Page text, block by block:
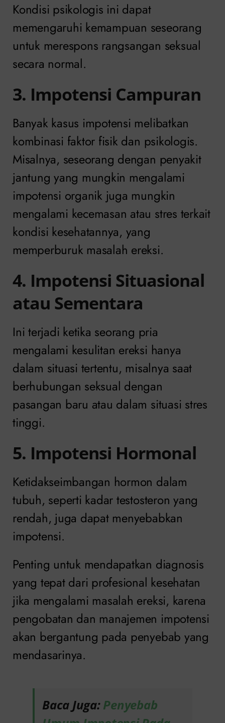
Kondisi psikologis ini dapat
memengaruhi kemampuan seseorang
untuk merespons rangsangan seksual
secara normal.
3. Impotensi Campuran
Banyak kasus impotensi melibatkan
kombinasi faktor fisik dan psikologis.
Misalnya, seseorang dengan penyakit
jantung yang mungkin mengalami
impotensi organik juga mungkin
mengalami kecemasan atau stres terkait
kondisi kesehatannya, yang
memperburuk masalah ereksi.
4. Impotensi Situasional
atau Sementara
Ini terjadi ketika seorang pria
mengalami kesulitan ereksi hanya
dalam situasi tertentu, misalnya saat
berhubungan seksual dengan
pasangan baru atau dalam situasi stres
tinggi.
5. Impotensi Hormonal
Ketidakseimbangan hormon dalam
tubuh, seperti kadar testosteron yang
rendah, juga dapat menyebabkan
impotensi.
Penting untuk mendapatkan diagnosis
yang tepat dari profesional kesehatan
jika mengalami masalah ereksi, karena
pengobatan dan manajemen impotensi
akan bergantung pada penyebab yang
mendasarinya.
Baca Juga:Penyebab